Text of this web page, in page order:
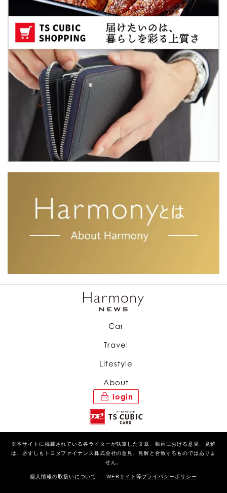
Car
Travel
Lifestyle
About
login
※本サイトに掲載されている各ライターが執筆した文章、動画における意見、見解
は、必ずしもトヨタファイナンス株式会社の意見、見解と合致するものではありま
せん。
個人情報の取扱いについて WEBサイト等プライバシーポリシー